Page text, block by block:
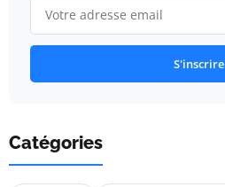
S'inscrire
Catégories